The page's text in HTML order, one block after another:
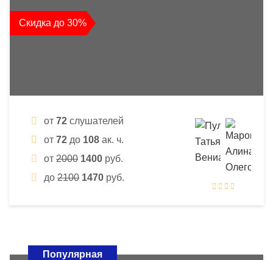
Скидка до 30%
от 72 слушателей
от 72 до 108 ак. ч.
от 2000 1400 руб.
до 2100 1470 руб.
Популярная